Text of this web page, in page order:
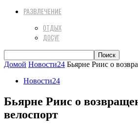
РАЗВЛЕЧЕНИЕ
ОТДЫХ
ДОСУГ
Домой Новости24 Бьярне Риис о
Новости24
Бьярне Риис о
велоспорт